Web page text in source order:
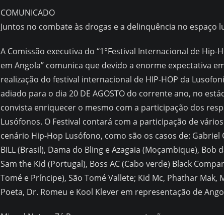
COMUNICADO
Juntos no combate às drogas e a delinquência no espaço
A Comissão executiva do “1°Festival Internacional de Hip-
em Angola” comunica que devido a enorme expectativa
realização do festival internacional de HIP-HOP da
adiado para o dia 20 DE AGOSTO do corrente ano, no
convista enriquecer o mesmo com a participação dos
Lusófonos. O Festival contará com a participação de
cenário Hip-Hop Lusófono, como são os casos de: Gabriel
BILL (Brasil), Dama do Bling e Azagaia (Moçambique), Bob
Sam the Kid (Portugal), Boss AC (Cabo verde) Black
Tomé e Príncipe), São Tomé Vallete; Kid Mc, Phathar Mak,
Poeta, Dr. Romeu e Kool Klever em representação de